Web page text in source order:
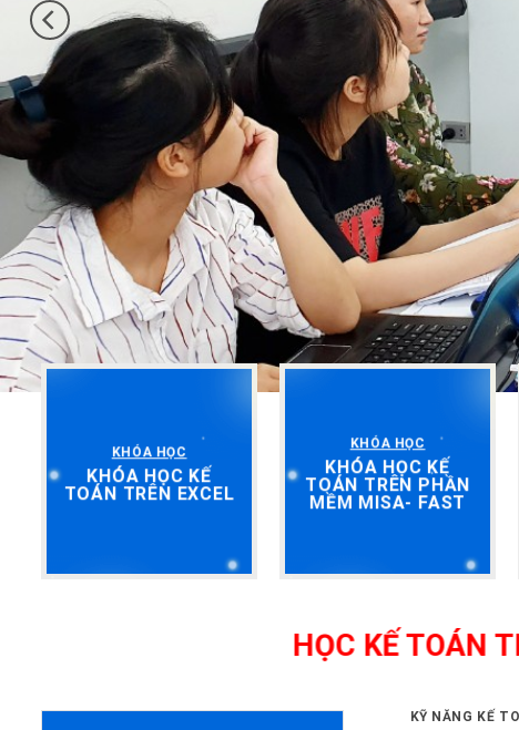
KHÓA HỌC
KHÓA HỌC KẾ
TOÁN TRÊN EXCEL
KHÓA HỌC
KHÓA HỌC KẾ
TOÁN TRÊN PHẦN
MỀM MISA- FAST
HỌC KẾ TOÁN THỰC
KỸ NĂNG KẾ